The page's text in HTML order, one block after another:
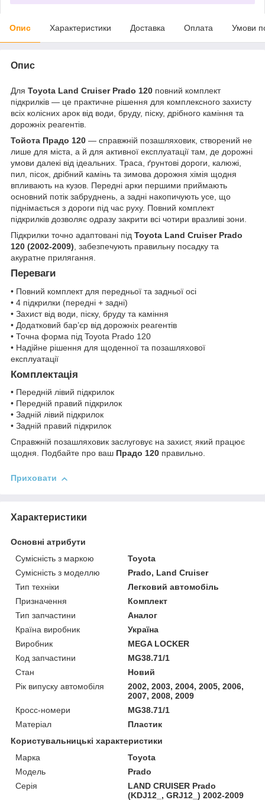
Опис Характеристики Доставка Оплата Умови
Опис
Для Toyota Land Cruiser Prado 120 повний комплект
підкрилків — це практичне рішення для комплексного захисту
всіх колісних арок від води, бруду, піску, дрібного каміння та
дорожніх реагентів.
Тойота Прадо 120 — справжній позашляховик, створений не
лише для міста, а й для активної експлуатації там, де дорожні
умови далекі від ідеальних. Траса, ґрунтові дороги, калюжі,
пил, пісок, дрібний камінь та зимова дорожня хімія щодня
впливають на кузов. Передні арки першими приймають
основний потік забруднень, а задні накопичують усе, що
піднімається з дороги під час руху. Повний комплект
підкрилків дозволяє одразу закрити всі чотири вразливі зони.
Підкрилки точно адаптовані під Toyota Land Cruiser Prado
120 (2002-2009) , забезпечують правильну посадку та
акуратне прилягання.
Переваги
• Повний комплект для передньої та задньої осі
• 4 підкрилки (передні + задні)
• Захист від води, піску, бруду та каміння
• Додатковий бар’єр від дорожніх реагентів
• Точна форма під Toyota Prado 120
• Надійне рішення для щоденної та позашляхової
експлуатації
Комплектація
• Передній лівий підкрилок
• Передній правий підкрилок
• Задній лівий підкрилок
• Задній правий підкрилок
Справжній позашляховик заслуговує на захист, який працює
щодня. Подбайте про ваш Прадо 120 правильно.
Приховати
Характеристики
Основні атрибути
Сумісність з маркою
Toyota
Сумісність з моделлю
Prado, Land Cruiser
Тип техніки
Легковий автомобіль
Призначення
Комплект
Тип запчастини
Аналог
Країна виробник
Україна
Виробник
MEGA LOCKER
Код запчастини
MG38.71/1
Стан
Новий
Рік випуску автомобіля
2002, 2003, 2004, 2005, 2006,
2007, 2008, 2009
Кросс-номери
MG38.71/1
Матеріал
Пластик
Користувальницькі характеристики
Марка
Toyota
Модель
Prado
Серія
LAND CRUISER Prado
(KDJ12_, GRJ12_) 2002-2009